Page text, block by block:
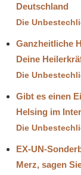
Deutschland
Die
Ganzheitliche
Deine
Die
Gibt es einen
Helsing im
Die
EX-UN-
Merz, sagen